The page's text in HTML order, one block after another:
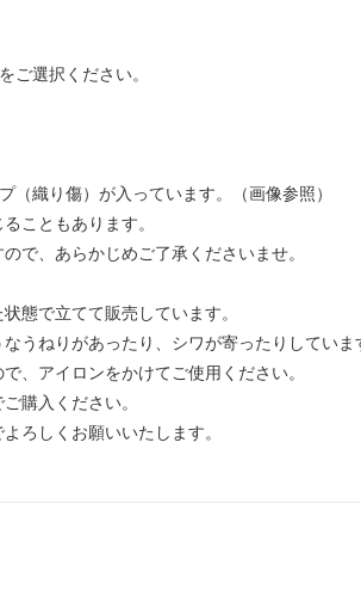
ご選択ください。
織り傷）が入っています。（画像参照）
こともあります。
で、あらかじめご了承くださいませ。
態で立てて販売しています。
うねりがあったり、シワが寄ったりしていま
、アイロンをかけてご使用ください。
購入ください。
ろしくお願いいたします。